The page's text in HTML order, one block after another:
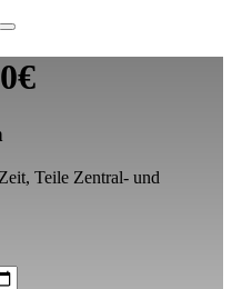
Teile Zentral- und